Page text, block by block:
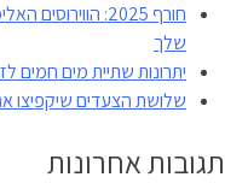
מתמכרים
הקולית
חורף 2025:
שלך
יתרונות שתיית מים חמים
שלושת הצעדים שיקפיצו
תגובות אחרונות